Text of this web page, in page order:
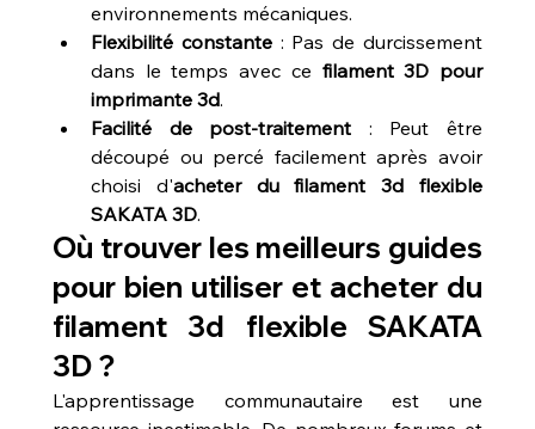
environnements mécaniques.
Flexibilité constante : Pas de durcissement
dans le temps avec ce filament 3D pour
imprimante 3d.
Facilité de post-traitement : Peut être
découpé ou percé facilement après avoir
choisi d'acheter du filament 3d flexible
SAKATA 3D.
Où trouver les meilleurs guides
pour bien utiliser et acheter du
filament 3d flexible SAKATA
3D ?
L'apprentissage communautaire est une